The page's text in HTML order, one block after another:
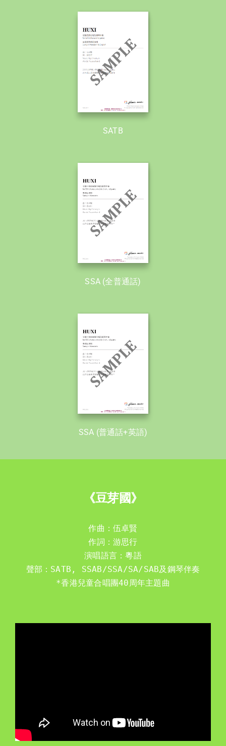
SATB
SSA (全普通話)
SSA (普通話+英語)
《豆芽國》
作曲：伍卓賢
作詞：游思行
演唱語言：粵語
*香港兒童合唱團40周年主題曲